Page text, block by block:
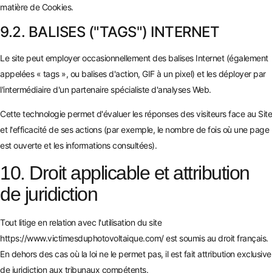
matière de Cookies.
9.2. BALISES ("TAGS") INTERNET
Le site peut employer occasionnellement des balises Internet (également
appelées « tags », ou balises d'action, GIF à un pixel) et les déployer par
l'intermédiaire d'un partenaire spécialiste d'analyses Web.
Cette technologie permet d'évaluer les réponses des visiteurs face au Site
et l'efficacité de ses actions (par exemple, le nombre de fois où une page
est ouverte et les informations consultées).
10. Droit applicable et attribution
de juridiction
Tout litige en relation avec l'utilisation du site
https://www.victimesduphotovoltaique.com/est soumis au droit français.
En dehors des cas où la loi ne le permet pas, il est fait attribution exclusive
de juridiction aux tribunaux compétents.